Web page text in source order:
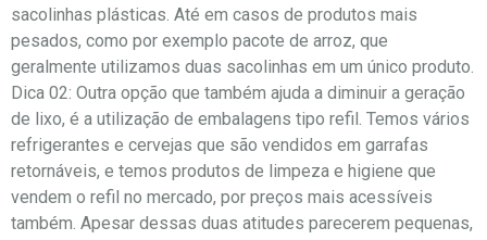
sacolinhas plásticas. Até em casos de produtos mais
pesados, como por exemplo pacote de arroz, que
geralmente utilizamos duas sacolinhas em um único produto.
Dica 02: Outra opção que também ajuda a diminuir a geração
de lixo, é a utilização de embalagens tipo refil. Temos vários
refrigerantes e cervejas que são vendidos em garrafas
retornáveis, e temos produtos de limpeza e higiene que
vendem o refil no mercado, por preços mais acessíveis
também. Apesar dessas duas atitudes parecerem pequenas,